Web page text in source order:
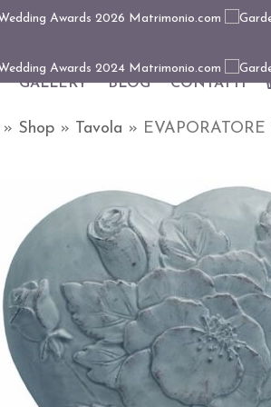
GALLERY BLOG CONTATTI
» Shop » Tavola »